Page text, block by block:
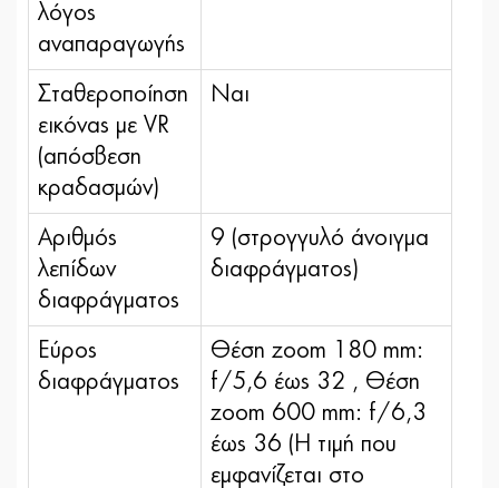
λόγος
αναπαραγωγής
Σταθεροποίηση
εικόνας με VR
(απόσβεση
κραδασμών)
Ναι
Αριθμός
λεπίδων
διαφράγματος
9 (στρογγυλό άνοιγμα
διαφράγματος)
Εύρος
διαφράγματος
Θέση zoom 180 mm:
f/5,6 έως 32 , Θέση
zoom 600 mm: f/6,3
έως 36 (Η τιμή που
εμφανίζεται στο